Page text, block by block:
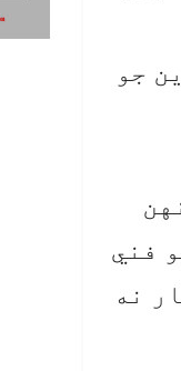
وڃائي ويٺو 28 گاڏين جو
فني
نه